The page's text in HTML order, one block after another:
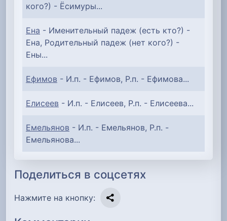
кого?) - Ёсимуры...
Ена - Именительный падеж (есть кто?) -
Ена, Родительный падеж (нет кого?) -
Ены...
Ефимов - И.п. - Ефимов, Р.п. - Ефимова...
Елисеев - И.п. - Елисеев, Р.п. - Елисеева...
Емельянов - И.п. - Емельянов, Р.п. -
Емельянова...
Поделиться в соцсетях
Нажмите на кнопку: